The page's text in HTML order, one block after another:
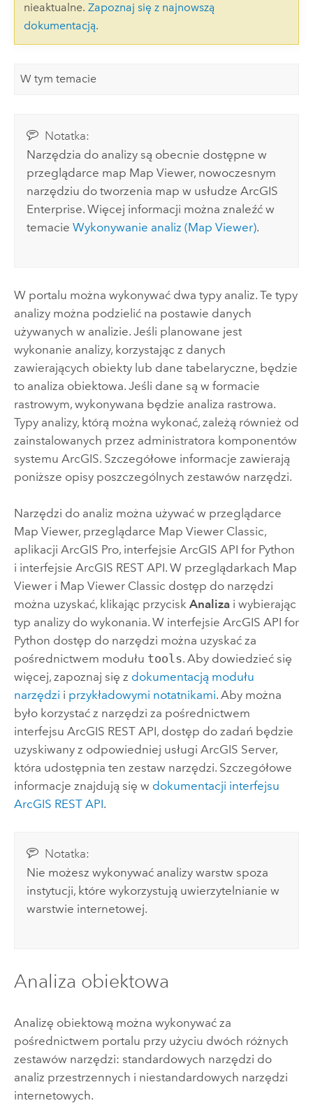
nieaktualne. Zapoznaj się z najnowszą
dokumentacją.
W tym temacie
Notatka:
Narzędzia do analizy są obecnie dostępne w
przeglądarce map Map Viewer, nowoczesnym
narzędziu do tworzenia map w usłudzeArcGIS
Enterprise. Więcej informacji można znaleźć w
temacieWykonywanie analiz (Map Viewer).
W portalu można wykonywać dwa typy analiz. Te typy
analizy można podzielić na postawie danych
używanych w analizie. Jeśli planowane jest
wykonanie analizy, korzystając z danych
zawierających obiekty lub dane tabelaryczne, będzie
to analiza obiektowa. Jeśli dane są w formacie
rastrowym, wykonywana będzie analiza rastrowa.
Typy analizy, którą można wykonać, zależą również od
zainstalowanych przez administratora komponentów
systemu ArcGIS. Szczegółowe informacje zawierają
poniższe opisy poszczególnych zestawów narzędzi.
Narzędzi do analiz można używać w przeglądarce
Map Viewer, przeglądarce Map Viewer Classic,
aplikacji ArcGIS Pro, interfejsie ArcGIS API for Python
i interfejsie ArcGIS REST API. W przeglądarkach Map
Vieweri Map Viewer Classic dostęp do narzędzi
można uzyskać, klikając przycisk Analizai wybierając
typ analizy do wykonania. W interfejsie ArcGIS API for
Python dostęp do narzędzi można uzyskać za
pośrednictwem modułu tools. Aby dowiedzieć się
więcej, zapoznaj się z dokumentacją modułu
narzędzi i przykładowymi notatnikami. Aby można
było korzystać z narzędzi za pośrednictwem
interfejsu ArcGIS REST API, dostęp do zadań będzie
uzyskiwany z odpowiedniej usługi ArcGIS Server,
która udostępnia ten zestaw narzędzi. Szczegółowe
informacje znajdują się w dokumentacji interfejsu
ArcGIS REST API.
Notatka:
Nie możesz wykonywać analizy warstw spoza
instytucji, które wykorzystują uwierzytelnianie w
warstwie internetowej.
Analiza obiektowa
Analizę obiektową można wykonywać za
pośrednictwem portalu przy użyciu dwóch różnych
zestawów narzędzi: standardowych narzędzi do
analiz przestrzennych i niestandardowych narzędzi
internetowych.